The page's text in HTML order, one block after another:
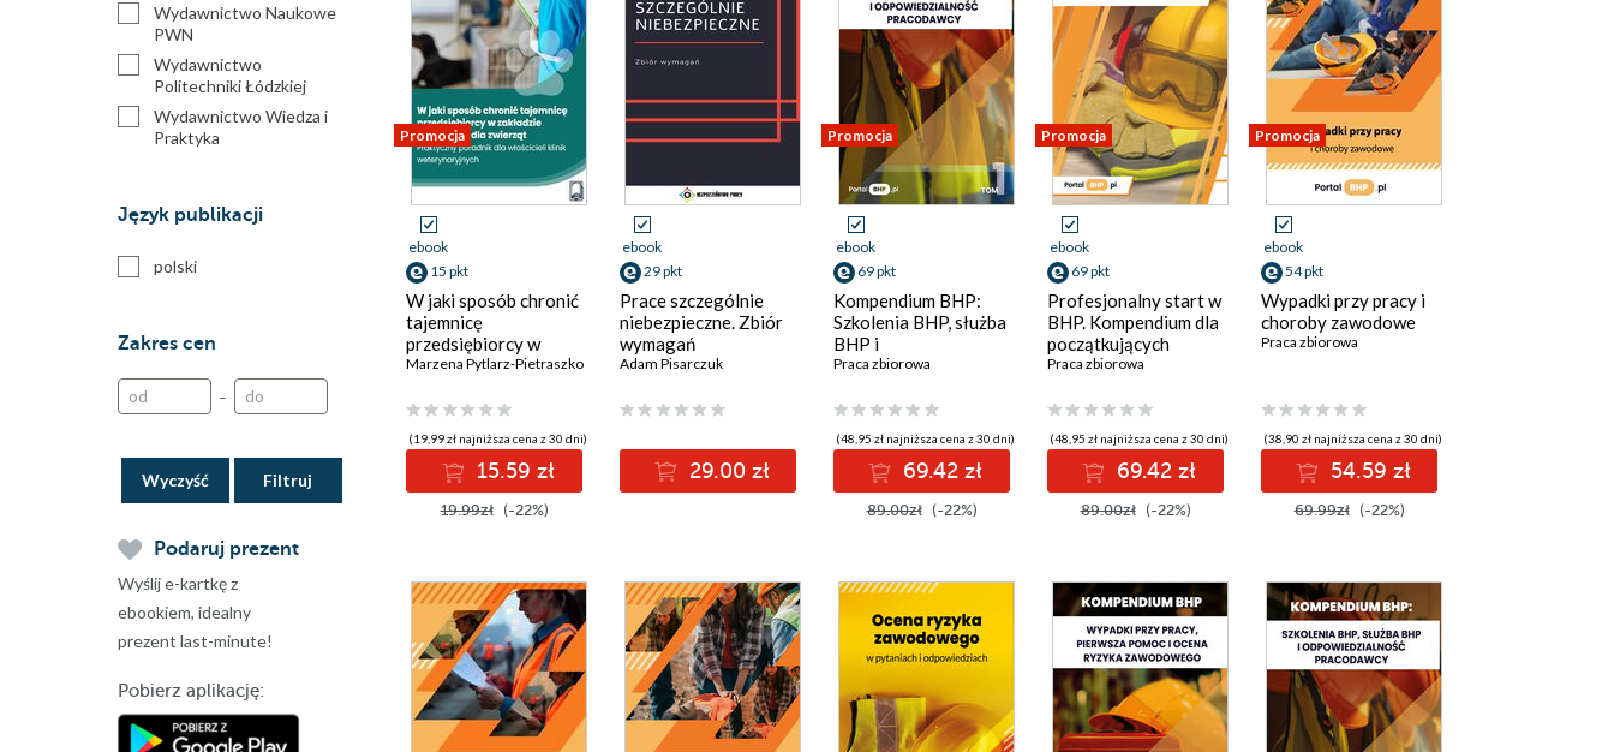
Wydawnictwo Naukowe
PWN
Wydawnictwo
Politechniki Łódzkiej
Wydawnictwo Wiedza i
Praktyka
Język publikacji
polski
Zakres cen
–
Wyczyść
Podaruj prezent
Wyślij e-kartkę z
ebookiem, idealny
prezent last-minute!
Pobierz aplikację:
Promocja
ebook
15 pkt
W jaki sposób chronić
tajemnicę
przedsiębiorcy w
zakładzie leczniczym
Marzena Pytlarz-Pietraszko
(19,99 zł najniższa cena z 30 dni)
15.59 zł
19.99zł (-22%)
ebook
29 pkt
Prace szczególnie
niebezpieczne. Zbiór
wymagań
Adam Pisarczuk
29.00 zł
Promocja
ebook
69 pkt
Kompendium BHP:
Szkolenia BHP, służba
BHP i
odpowiedzialność
Praca zbiorowa
(48,95 zł najniższa cena z 30 dni)
69.42 zł
89.00zł (-22%)
Promocja
ebook
69 pkt
Profesjonalny start w
BHP. Kompendium dla
początkujących
specjalistów
Praca zbiorowa
(48,95 zł najniższa cena z 30 dni)
69.42 zł
89.00zł (-22%)
Promocja
ebook
54 pkt
Wypadki przy pracy i
choroby zawodowe
Praca zbiorowa
(38,90 zł najniższa cena z 30 dni)
54.59 zł
69.99zł (-22%)